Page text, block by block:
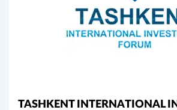
TASHKENT INTERNATIONAL